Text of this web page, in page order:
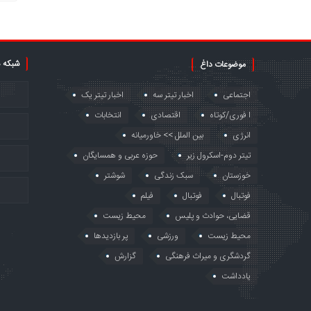
موضوعات داغ
اجتماعی اخبار تیتر سه
اخبار تیتر یک
ا فوری/کوتاه
اقتصادی
انتخابات
انرژی
بین الملل >> خاورمیانه
تیتر دوم-اسکرول زیر
حوزه عربی و همسایگان
خوزستان
سبک زندگی
شوشتر
فوتبال
فوتبال
فیلم
قضایی، حوادث و پلیس
محیط زیست
محیط زیست
ورزشی
پر بازدیدها
گردشگری و میراث فرهنگی
گزارش
یادداشت
شبکه